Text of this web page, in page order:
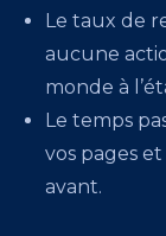
Le taux de
aucune
monde à
Le temps
vos pages et
avant.